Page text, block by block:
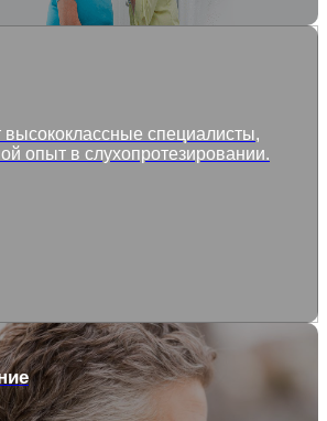
специалисты,
опыт в слухопротезировании.